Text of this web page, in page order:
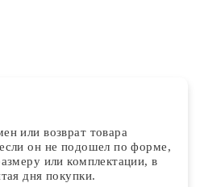
или возврат товара
он не подошел по форме,
или комплектации, в
дня покупки.